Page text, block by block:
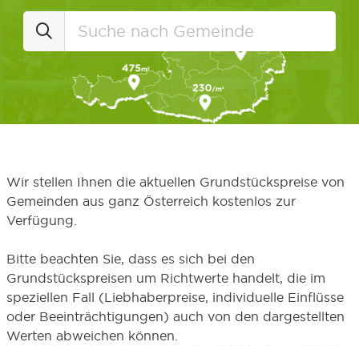
Wir stellen Ihnen die aktuellen Grundstückspreise von
Gemeinden aus ganz Österreich kostenlos zur
Verfügung.
Bitte beachten Sie, dass es sich bei den
Grundstückspreisen um Richtwerte handelt, die im
speziellen Fall (Liebhaberpreise, individuelle Einflüsse
oder Beeinträchtigungen) auch von den dargestellten
Werten abweichen können.